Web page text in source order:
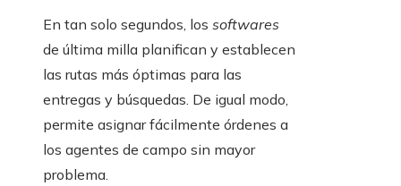
En tan solo segundos, los softwares
de última milla planifican y establecen
las rutas más óptimas para las
entregas y búsquedas. De igual modo,
permite asignar fácilmente órdenes a
los agentes de campo sin mayor
problema.